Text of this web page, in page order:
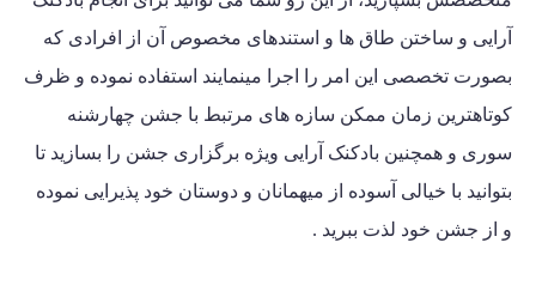
آرایی و ساختن طاق ها و استندهای مخصوص آن از افرادی که
بصورت تخصصی این امر را اجرا مینمایند استفاده نموده و ظرف
کوتاهترین زمان ممکن سازه های مرتبط با جشن چهارشنه
سوری و همچنین بادکنک آرایی ویژه برگزاری جشن را بسازید تا
بتوانید با خیالی آسوده از میهمانان و دوستان خود پذیرایی نموده
و از جشن خود لذت ببرید .